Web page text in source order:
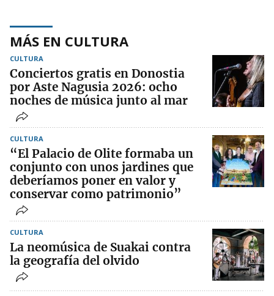
MÁS EN CULTURA
CULTURA
Conciertos gratis en Donostia
por Aste Nagusia 2026: ocho
noches de música junto al mar
CULTURA
“El Palacio de Olite formaba un
conjunto con unos jardines que
deberíamos poner en valor y
conservar como patrimonio”
CULTURA
La neomúsica de Suakai contra
la geografía del olvido